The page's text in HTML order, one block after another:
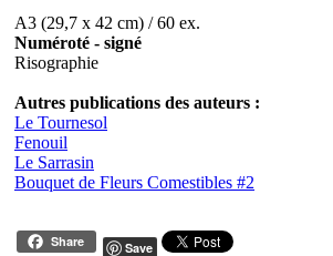
A3 (29,7 x 42 cm) / 60 ex.
Numéroté - signé
Risographie
Autres publications des auteurs :
Le Tournesol
Fenouil
Le Sarrasin
Bouquet de Fleurs Comestibles #2
Share Save